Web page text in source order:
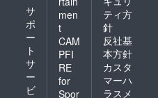
サ
ポ
ー
ト
サ
ー
ビ
men
t
CAM
PFI
RE
for
Spor
ティ方
針
反社基
本方針
カスタ
マーハ
ラスメ